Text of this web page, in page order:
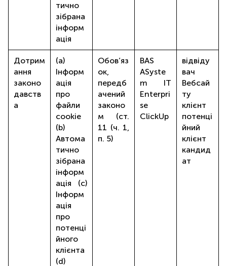
тично
зібрана
інформ
ація
Дотрим
ання
законо
давств
а
(a)
Інформ
ація
про
файли
cookie
(b)
Автома
тично
зібрана
інформ
ація (c)
Інформ
ація
про
потенці
йного
клієнта
(d)
Обов’яз
ок,
передб
ачений
законо
м (ст.
11 (ч. 1,
п. 5)
BAS
ASyste
m IT
Enterpri
se
ClickUp
відвіду
вач
Вебсай
ту
клієнт
потенці
йний
клієнт
кандид
ат